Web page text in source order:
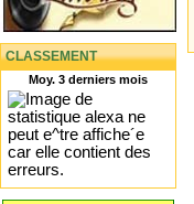
CLASSEMENT
Moy. 3 derniers mois